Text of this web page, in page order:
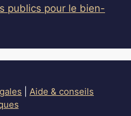
publics pour le bien-
Aide & conseils